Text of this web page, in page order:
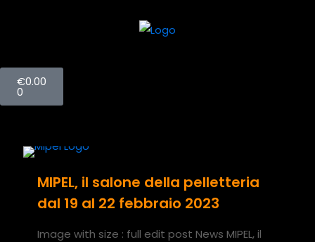
€0.00
0
MIPEL, il salone della pelletteria
dal 19 al 22 febbraio 2023
Image with size : full edit post News MIPEL, il